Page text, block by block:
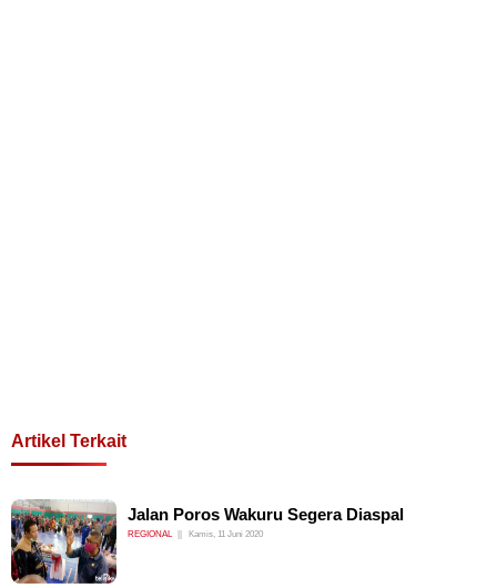
Artikel Terkait
Jalan Poros Wakuru Segera Diaspal
REGIONAL Kamis, 11 Juni 2020